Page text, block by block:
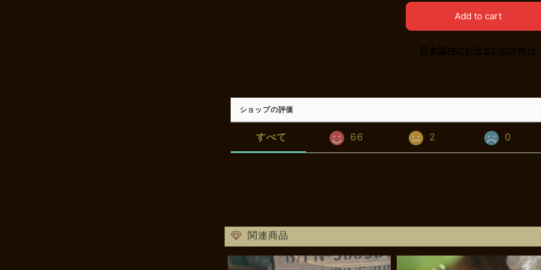
Add to cart
日本国内にお住まいの方向け
ショップの評価
すべて 66 2 0
関連商品